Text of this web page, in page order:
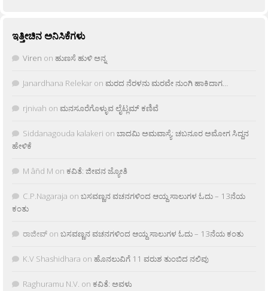
ಇತ್ತೀಚಿನ ಅನಿಸಿಕೆಗಳು
Viren on ಹುಣಸೆ ಹುಳಿ ಅನ್ನ
Janardhana Relekar on ಮರದ ನೆರಳನು ಮರವೇ ನುಂಗಿ ಹಾಕಿದಾಗ…
rjnivah on ಮನಸೂರೆಗೊಳ್ಳುವ ಲೈಟ್ಲಮ್ ಕಣಿವೆ
Siddanagouda kalakeri on ಬಾದಮಿ ಅಮವಾಸ್ಯೆ: ಚಬನೂರ ಅಮೋಗ ಸಿದ್ದನ
ಹೇಳಿಕೆ
M âñd M on ಕವಿತೆ: ಜೀವನ ಜ್ಯೋತಿ
C.P.Nagaraja on ಬಸವಣ್ಣನ ವಚನಗಳಿಂದ ಆಯ್ದ ಸಾಲುಗಳ ಓದು – 13ನೆಯ
ಕಂತು
ರಾಜೀವ್ on ಬಸವಣ್ಣನ ವಚನಗಳಿಂದ ಆಯ್ದ ಸಾಲುಗಳ ಓದು – 13ನೆಯ ಕಂತು
K.V Shashidhara on ಹೊನಲುವಿಗೆ 11 ವರುಶ ತುಂಬಿದ ನಲಿವು
Raghuramu N.V. on ಕವಿತೆ: ಅವಳು